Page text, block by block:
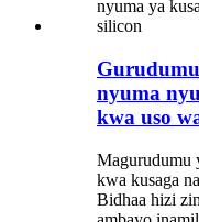
nyuma
kwa uso
Magurudumu
kwa kusaga
Bidhaa hizi